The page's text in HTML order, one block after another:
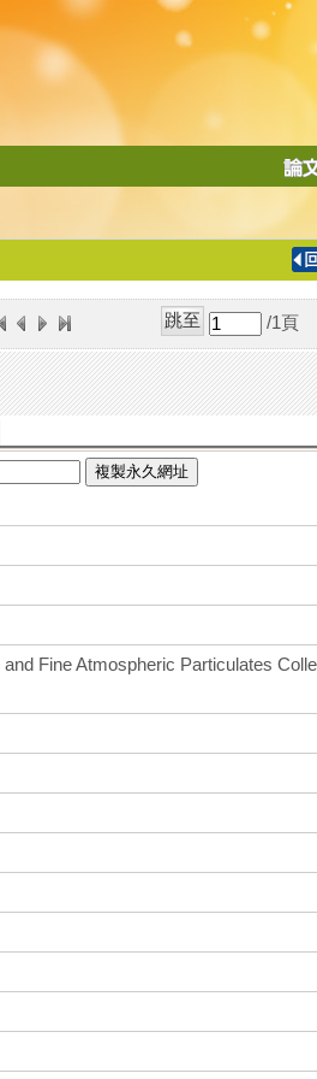
導
/1 頁
複製永久網址
Fine Atmospheric Particulates